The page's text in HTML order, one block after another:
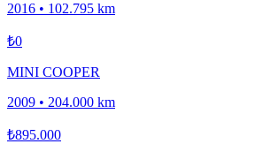
2016 • 102.795 km
₺0
MINI COOPER
2009 • 204.000 km
₺895.000